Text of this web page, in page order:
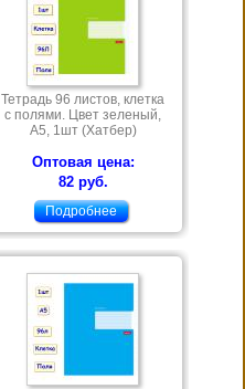
Тетрадь 96 листов, клетка
с полями. Цвет зеленый,
А5, 1шт (Хатбер)
Оптовая цена:
82 руб.
Подробнее